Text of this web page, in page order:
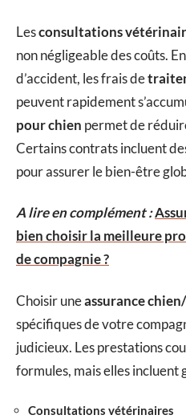
Lesconsultations
non négligeable des coûts.
d’accident, les frais de
peuvent rapidement
pour chien permet de
Certains contrats incluent
pour assurer le bien-être
A lire en complément :
bien choisir la meilleure
de compagnie ?
Choisir uneassurance
spécifiques de votre
judicieux. Les prestations
formules, mais elles incluent
Consultations vétérinaires